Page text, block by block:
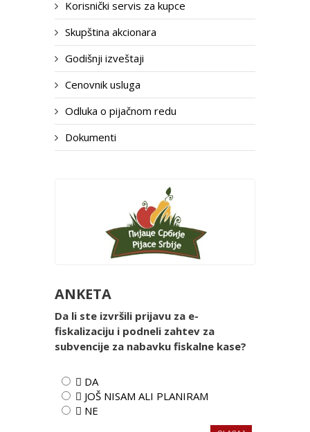
Korisnički servis za kupce
Skupština akcionara
Godišnji izveštaji
Cenovnik usluga
Odluka o pijačnom redu
Dokumenti
ANKETA
Da li ste izvršili prijavu za e-
fiskalizaciju i podneli zahtev za
subvencije za nabavku fiskalne kase?
 DA
 JOŠ NISAM ALI PLANIRAM
 NE